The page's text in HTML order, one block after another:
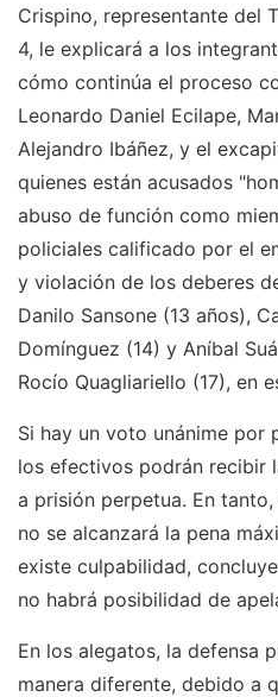
Crispino, representante del
4, le explicará a los
cómo continúa el proceso
Leonardo Daniel Ecilape,
Alejandro Ibáñez, y el
quienes están acusados
abuso de función como
policiales calificado por el
y violación de los deberes
Danilo Sansone (13 años),
Domínguez (14) y Aníbal
Rocío Quagliariello (17), en
Si hay un voto unánime por
los efectivos podrán recibir
a prisión perpetua. En
no se alcanzará la pena
existe culpabilidad,
no habrá posibilidad de
En los alegatos, la defensa
manera diferente, debido a